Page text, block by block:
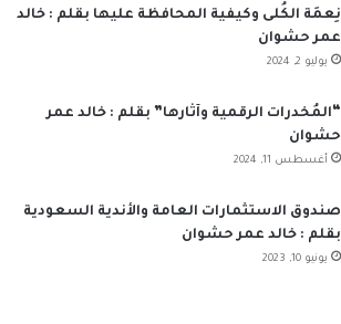
نِعمَة الكُلى وكيفية المحافظة عليها بقلم : خالد
عمر حشوان
يوليو 2, 2024
“المُخدرات الرقمية وآثارها” بقلم : خالد عمر
حشوان
أغسطس 11, 2024
صندوق الاستثمارات العامة والأندية السعودية
بقلم : خالد عمر حشوان
يونيو 10, 2023